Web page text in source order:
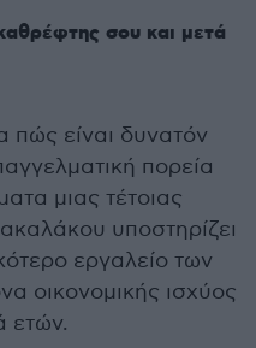
σου και μετά
είναι δυνατόν
πορεία
μιας τέτοιας
υποστηρίζει
εργαλείο των
οικονομικής ισχύος
ετών.